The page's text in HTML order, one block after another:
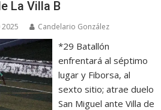
La Villa B
Candelario González
*29 Batallón
enfrentará al séptimo
lugar y Fiborsa, al
sexto sitio; atrae duelo
San Miguel ante Villa de